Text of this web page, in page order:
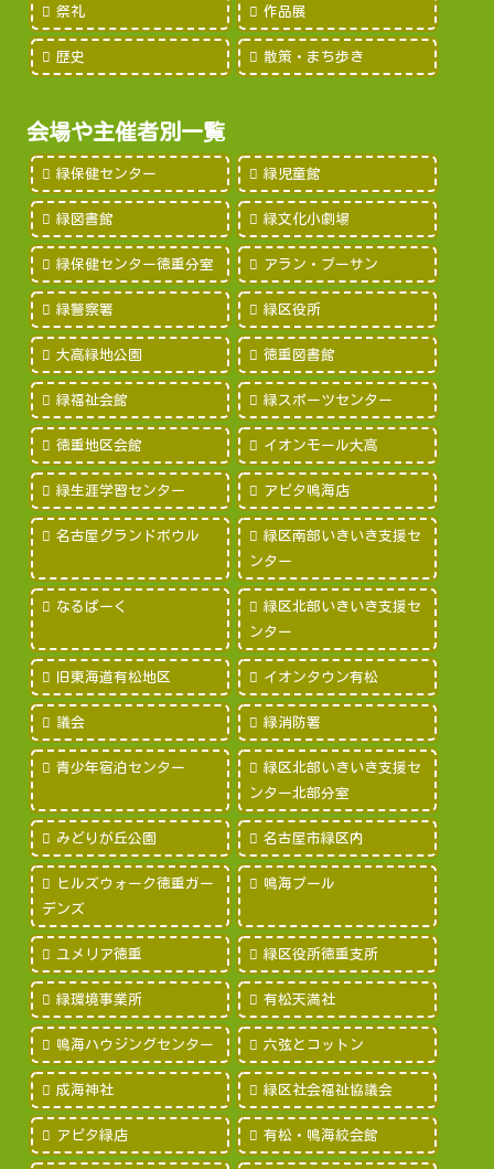
祭礼 作品展
歴史 散策・まち歩き
会場や主催者別一覧
緑保健センター 緑児童館
緑図書館 緑文化小劇場
緑保健センター徳重分室 アラン・プーサン
緑警察署 緑区役所
大高緑地公園 徳重図書館
緑福祉会館 緑スポーツセンター
徳重地区会館 イオンモール大高
緑生涯学習センター アピタ鳴海店
名古屋グランドボウル
緑区南部いきいき支援セ
ンター
なるぱーく
緑区北部いきいき支援セ
ンター
旧東海道有松地区 イオンタウン有松
議会 緑消防署
青少年宿泊センター
緑区北部いきいき支援セ
ンター北部分室
みどりが丘公園 名古屋市緑区内
ヒルズウォーク徳重ガー
デンズ
鳴海プール
ユメリア徳重 緑区役所徳重支所
緑環境事業所 有松天満社
鳴海ハウジングセンター 六弦とコットン
成海神社 緑区社会福祉協議会
アピタ緑店 有松・鳴海絞会館